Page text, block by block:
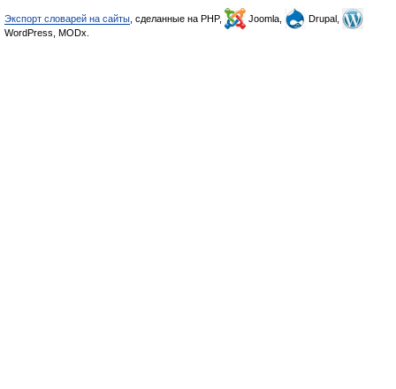
Экспорт словарей на сайты , сделанные на PHP, Joomla,
Drupal,
WordPress, MODx.